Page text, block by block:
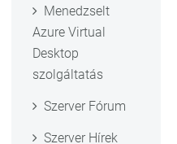
Menedzselt
Azure Virtual
Desktop
szolgáltatás
Szerver Fórum
Szerver Hírek